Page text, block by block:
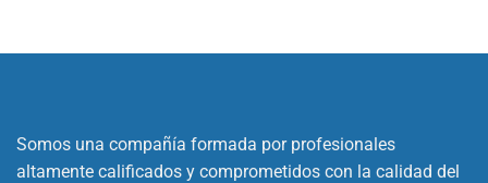
Somos una compañía formada por profesionales
altamente calificados y comprometidos con la calidad del